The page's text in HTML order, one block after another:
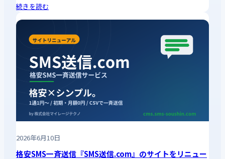
続きを読む
2026年6月10日
格安SMS一斉送信『SMS送信.com』のサイトをリニュー